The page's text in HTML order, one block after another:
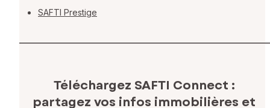
SAFTI Prestige
Téléchargez SAFTI Connect :
partagez vos infos immobilières et